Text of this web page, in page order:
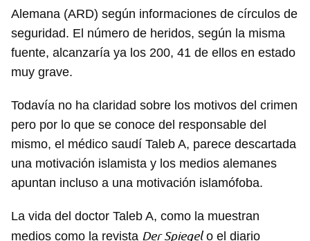
Alemana (ARD) según informaciones de círculos de
seguridad. El número de heridos, según la misma
fuente, alcanzaría ya los 200, 41 de ellos en estado
muy grave.
Todavía no ha claridad sobre los motivos del crimen
pero por lo que se conoce del responsable del
mismo, el médico saudí Taleb A, parece descartada
una motivación islamista y los medios alemanes
apuntan incluso a una motivación islamófoba.
La vida del doctor Taleb A, como la muestran
medios como la revista Der Spiegelo el diario